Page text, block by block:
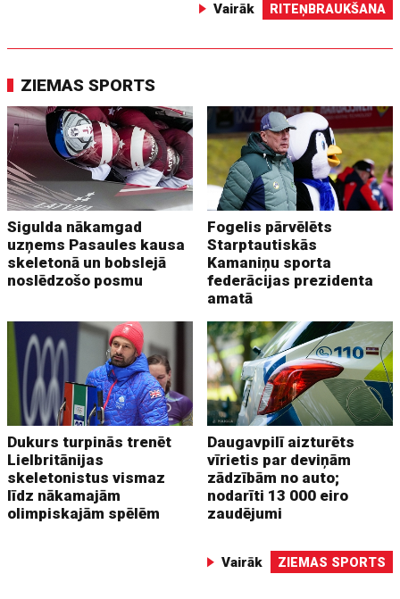
Vairāk RITEŅBRAUKŠANA
ZIEMAS SPORTS
Sigulda nākamgad
uzņems Pasaules kausa
skeletonā un bobslejā
noslēdzošo posmu
Fogelis pārvēlēts
Starptautiskās
Kamaniņu sporta
federācijas prezidenta
amatā
Dukurs turpinās trenēt
Lielbritānijas
skeletonistus vismaz
līdz nākamajām
olimpiskajām spēlēm
Daugavpilī aizturēts
vīrietis par deviņām
zādzībām no auto;
nodarīti 13 000 eiro
zaudējumi
Vairāk ZIEMAS SPORTS